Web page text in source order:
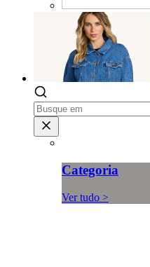
Categoria
Ver tudo >